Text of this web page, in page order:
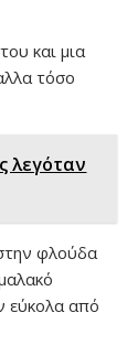
και μια
τόσο
λεγόταν
φλούδα
εύκολα από